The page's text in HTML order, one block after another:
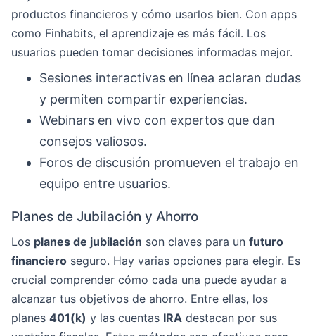
productos financieros y cómo usarlos bien. Con apps
como Finhabits, el aprendizaje es más fácil. Los
usuarios pueden tomar decisiones informadas mejor.
Sesiones interactivas en línea aclaran dudas
y permiten compartir experiencias.
Webinars en vivo con expertos que dan
consejos valiosos.
Foros de discusión promueven el trabajo en
equipo entre usuarios.
Planes de Jubilación y Ahorro
Los planes de jubilación son claves para un futuro
financiero seguro. Hay varias opciones para elegir. Es
crucial comprender cómo cada una puede ayudar a
alcanzar tus objetivos de ahorro. Entre ellas, los
planes 401(k) y las cuentas IRA destacan por sus